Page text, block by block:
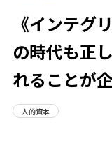
《インテグ
の時代も正
れることが
人的資本